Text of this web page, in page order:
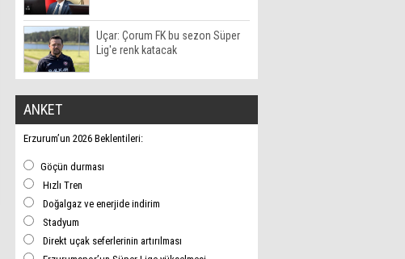
Uçar: Çorum FK bu sezon Süper
Lig'e renk katacak
ANKET
Erzurum’un 2026 Beklentileri:
Göçün durması
Hızlı Tren
Doğalgaz ve enerjide indirim
Stadyum
Direkt uçak seferlerinin artırılması